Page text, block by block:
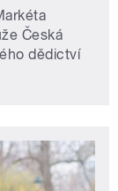
Česká
dědictví